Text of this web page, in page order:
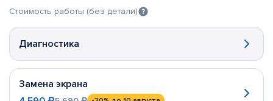
Стоимость работы (без детали)
Диагностика
Замена экрана